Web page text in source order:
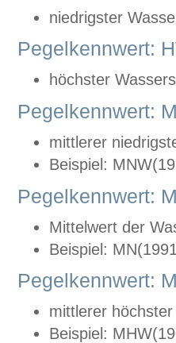
niedrigster
Pegelkennwert:
höchster
Pegelkennwert:
mittlerer
Beispiel:
Pegelkennwert:
Mittelwert der
Beispiel:
Pegelkennwert:
mittlerer
Beispiel: